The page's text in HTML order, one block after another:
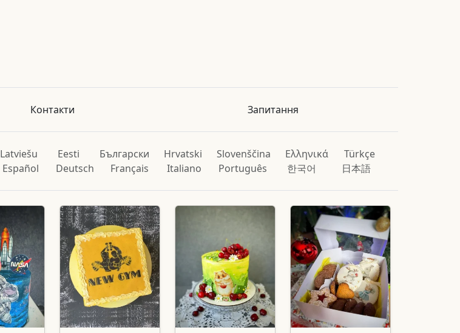
Контакти Запитання
Latviešu Eesti Български Hrvatski Slovenščina Ελληνικά
Türkçe
Español Deutsch Français Italiano Português 한국어 日本語